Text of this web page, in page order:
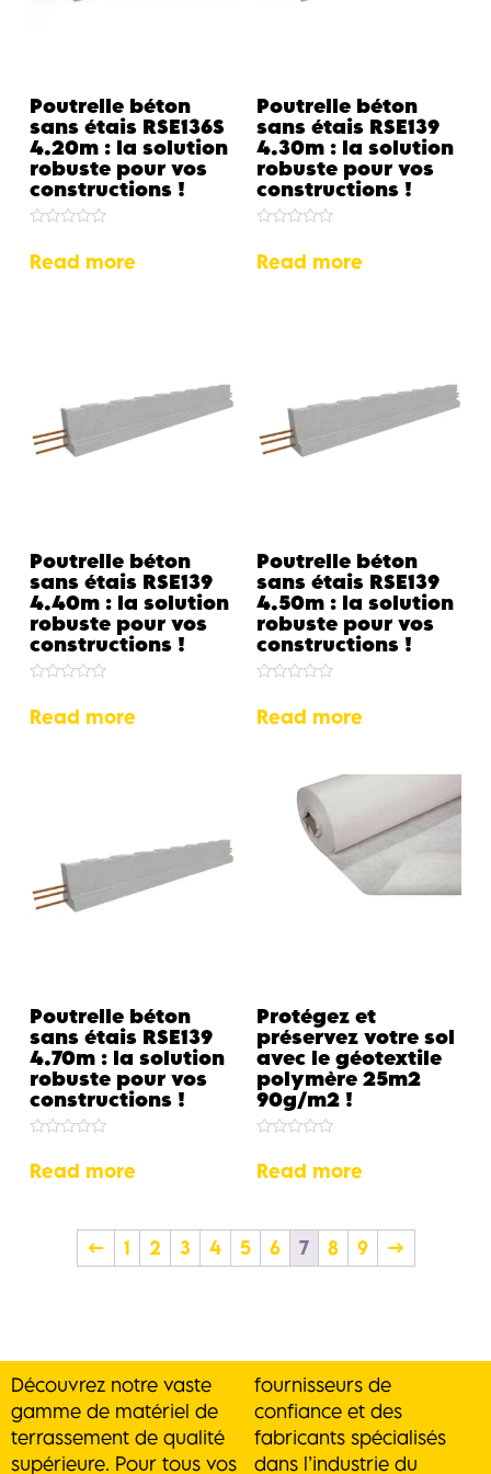
Poutrelle béton
sans étais RSE136S
4.20m : la solution
robuste pour vos
constructions !
0
out
Read more
Poutrelle béton
sans étais RSE139
4.30m : la solution
robuste pour vos
constructions !
0
out
Read more
Poutrelle béton
sans étais RSE139
4.40m : la solution
robuste pour vos
constructions !
0
out
Read more
Poutrelle béton
sans étais RSE139
4.50m : la solution
robuste pour vos
constructions !
0
out
Read more
Poutrelle béton
sans étais RSE139
4.70m : la solution
robuste pour vos
constructions !
0
out
Read more
Protégez et
préservez votre sol
avec le géotextile
polymère 25m2
90g/m2 !
0
out
Read more
← 1 2 3 4 5 6 7 8 9 →
Découvrez notre vaste
gamme de matériel de
terrassement de qualité
supérieure. Pour tous vos
fournisseurs de
confiance et des
fabricants spécialisés
dans l’industrie du